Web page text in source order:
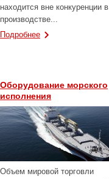
находится вне конкуренции в
производстве...
Подробнее
Оборудование морского
исполнения
Объем мировой торговли